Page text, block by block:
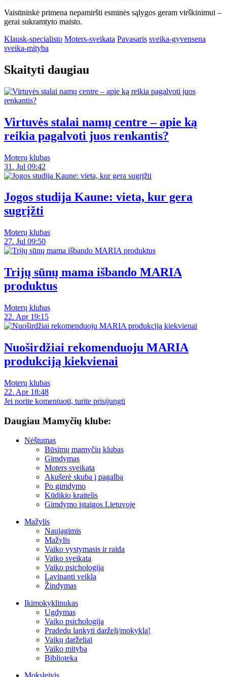
Vaistininkė primena nepamiršti esminės sąlygos geram virškinimui –
gerai sukramtyto maisto.
Klausk-specialisto Moters-sveikata Pavasaris sveika-gyvensena
sveika-mityba
Skaityti daugiau
Virtuvės stalai namų centre – apie ką
reikia pagalvoti juos renkantis?
Moterų klubas
31. Jul 09:42
Jogos studija Kaune: vieta, kur gera
sugrįžti
Moterų klubas
27. Jul 09:50
Trijų sūnų mama išbando MARIA
produktus
Moterų klubas
22. Apr 19:15
Nuoširdžiai rekomenduoju MARIA
produkciją kiekvienai
Moterų klubas
22. Apr 18:48
Jei norite komentuoti, turite prisijungti
Daugiau Mamyčių klube:
Nėštumas
Būsimų mamyčių klubas
Gimdymas
Moters sveikata
Akušerė skuba į pagalbą
Po gimdymo
Kūdikio kraitelis
Gimdymo įstaigos Lietuvoje
Mažylis
Naujagimis
Mažylis
Vaiko vystymasis ir raida
Vaiko sveikata
Vaiko psichologija
Lavinanti veikla
Žindymas
Ikimokyklinukas
Ugdymas
Vaiko psichologija
Pradedu lankyti darželį/mokyklą!
Vaikų darželiai
Vaiko mityba
Biblioteka